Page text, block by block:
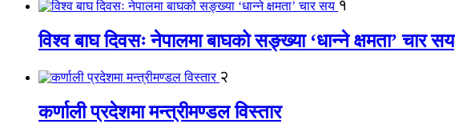
१
विश्व बाघ दिवसः नेपालमा बाघको सङ्ख्या ‘धान्ने क्षमता’ चार सय
२
कर्णाली प्रदेशमा मन्त्रीमण्डल विस्तार